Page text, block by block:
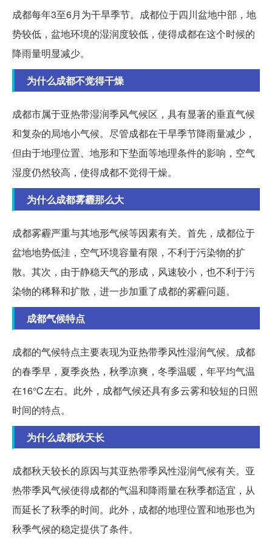
成都每年3至6月为干旱季节。成都位于四川盆地中部，地
势较低，盆地环境的湿润度较低，使得成都在这个时候的
降雨量明显减少。
为什么成都不觉得干燥
成都市属于亚热带湿润季风气候区，具有显著的垂直气候
和复杂的局地小气候。尽管成都在干旱季节降雨量减少，
但由于地理位置、地形和下垫面等地理条件的影响，空气
湿度仍然较高，使得成都不觉得干燥。
为什么成都雾霾那么大
成都雾霾严重与其地形气候等因素有关。首先，成都位于
盆地地势低洼，空气环境容量有限，不利于污染物的扩
散。其次，由于静稳天气的形成，风速较小，也不利于污
染物的稀释和扩散，进一步加重了成都的雾霾问题。
成都气候特点
成都的气候特点主要表现为亚热带季风性湿润气候。成都
的春季早，夏季炎热，秋季凉爽，冬季温暖，年平均气温
在16℃左右。此外，成都气候还具有多云雾和较短的日照
时间的特点。
为什么成都秋天长
成都秋天较长的原因与其亚热带季风性湿润气候有关。亚
热带季风气候使得成都的气温和降雨量在秋季都适宜，从
而延长了秋季的时间。此外，成都的地理位置和地形也为
秋季气候的稳定提供了条件。